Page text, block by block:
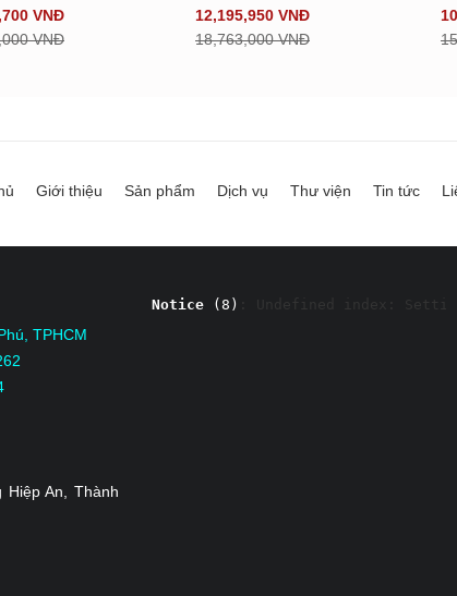
VNĐ
VNĐ
12,195,950 VNĐ
18,763,000 VNĐ
Giới thiệu Sản phẩm Dịch vụ Thư viện Tin tức
TPHCM
An, Thành
Notice (8) : Undefined index: